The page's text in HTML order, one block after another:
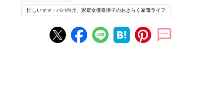
忙しいママ・パパ向け、家電女優奈津子のおきらく家電ライフ